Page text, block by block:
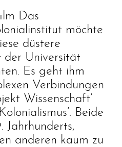
Das
möchte
düstere
der Universität
Es geht ihm
Verbindungen
Wissenschaft’
Beide
Jahrhunderts,
anderen kaum zu